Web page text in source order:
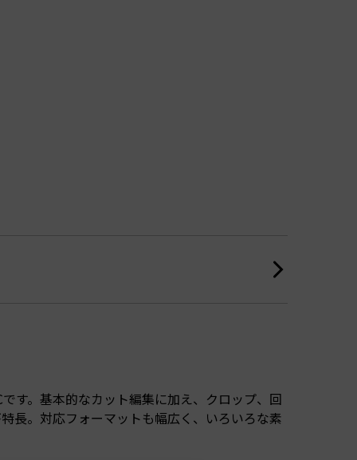
す。基本的なカット編集に加え、クロップ、回
長。対応フォーマットも幅広く、いろいろな素